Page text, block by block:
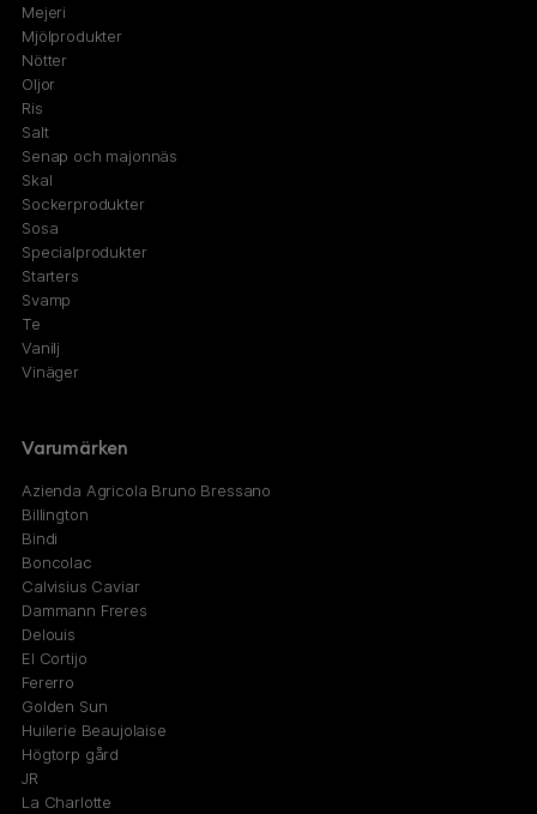
Mejeri
Mjölprodukter
Nötter
Oljor
Ris
Salt
Senap och majonnäs
Skal
Sockerprodukter
Sosa
Specialprodukter
Starters
Svamp
Te
Vanilj
Vinäger
Varumärken
Azienda Agricola Bruno Bressano
Billington
Bindi
Boncolac
Calvisius Caviar
Dammann Freres
Delouis
El Cortijo
Fererro
Golden Sun
Huilerie Beaujolaise
Högtorp gård
JR
La Charlotte